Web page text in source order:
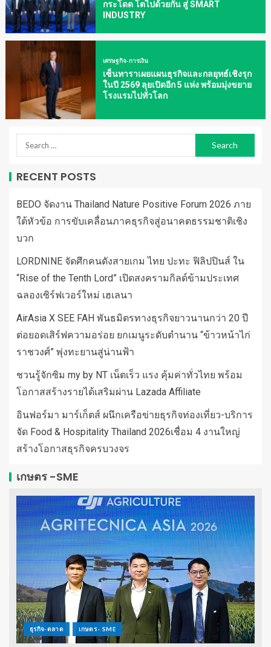
กระโดด โตไปด้วยกัน สู่ SMART
INDUSTRY
เศรษฐกิจ-การเงิน
เซ็นทาราเผยแผนธุรกิจและกลยุทธ์เชิงรุก
ในปี 2569 ลุยเปิดอีก 5 แห่ง พร้อมมุ่งขยาย
โรงแรมไปทั่วโลก
RECENT POSTS
BEDO จัดงาน Thailand Nature Positive Forum 2026 ภาย
ใต้หัวข้อ การขับเคลื่อนภาคธุรกิจสู่อนาคตธรรมชาติเชิง
บวก
LORDNINE จัดศึกคนดังสายเกม ไทย ปะทะ ฟิลิปปินส์ ใน
“Rise of the Tenth Lord” เปิดสงครามกิลด์ข้ามประเทศ
ฉลองเซิร์ฟเวอร์ใหม่ เฮเลนา
AirAsia X SEE FAH พันธมิตรทางธุรกิจยาวนานกว่า 20 ปี
ต่อยอดเสิร์ฟความอร่อย ยกเมนูระดับตำนาน “ข้าวหน้าไก่
ราชวงศ์” พุ่งทะยานสู่น่านฟ้า
ชวนรู้จักซิม my by NT เน็ตเร็ว แรง คุ้มค่าทั่วไทย พร้อม
โอกาสสร้างรายได้เสริมผ่าน Lazada Affiliate
อินฟอร์มา มาร์เก็ตส์ ผนึกเครือข่ายธุรกิจท่องเที่ยว-บริการ
จัด Food & Hospitality Thailand 2026เชื่อม 4 งานใหญ่
สร้างโอกาสธุรกิจครบวงจร
เกษตร -SME
ธุรกิจ-ตลาด เกษตร - SME